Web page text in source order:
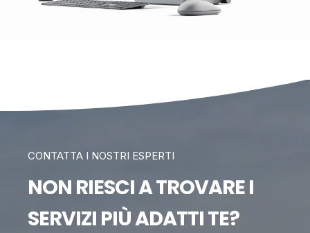
CONTATTA I NOSTRI ESPERTI
NON RIESCI A TROVARE I
SERVIZI PIÙ ADATTI TE?